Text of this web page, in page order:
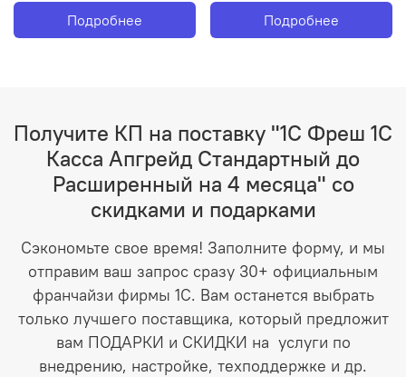
Подробнее
Подробнее
Получите КП на поставку "1С Фреш 1С
Касса Апгрейд Стандартный до
Расширенный на 4 месяца" со
скидками и подарками
Сэкономьте свое время! Заполните форму, и мы
отправим ваш запрос сразу 30+ официальным
франчайзи фирмы 1С. Вам останется выбрать
только лучшего поставщика, который предложит
вам ПОДАРКИ и СКИДКИ на услуги по
внедрению, настройке, техподдержке и др.